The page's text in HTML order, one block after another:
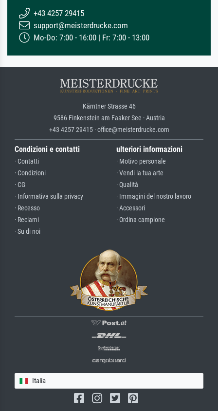
+43 4257 29415
support@meisterdrucke.com
Mo-Do: 7:00 - 16:00 | Fr: 7:00 - 13:00
Kärntner Strasse 46
9586 Finkenstein am Faaker See · Austria
+43 4257 29415 · office@meisterdrucke.com
Condizioni e contatti
· Contatti
· Condizioni
· CG
· Informativa sulla privacy
· Recesso
· Reclami
· Su di noi
ulteriori informazioni
· Motivo personale
· Vendi la tua arte
· Qualità
· Immagini del nostro lavoro
· Accessori
· Ordina campione
Italia